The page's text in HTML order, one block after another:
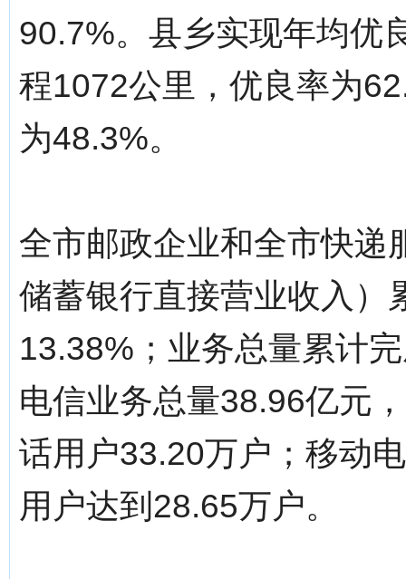
90.7%。县乡实现年均优
程1072公里，优良率为
为48.3%。
全市邮政企业和全市快递
储蓄银行直接营业收入）
13.38%；业务总量累计
电信业务总量38.96亿元
话用户33.20万户；移动
用户达到28.65万户。